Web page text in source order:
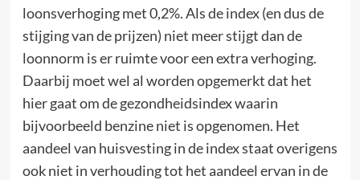
loonsverhoging met 0,2%. Als de index (en dus de
stijging van de prijzen) niet meer stijgt dan de
loonnorm is er ruimte voor een extra verhoging.
Daarbij moet wel al worden opgemerkt dat het
hier gaat om de gezondheidsindex waarin
bijvoorbeeld benzine niet is opgenomen. Het
aandeel van huisvesting in de index staat overigens
ook niet in verhouding tot het aandeel ervan in de